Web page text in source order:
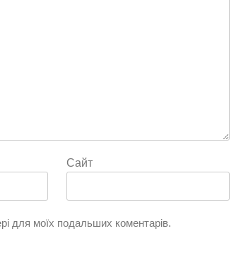
Сайт
для моїх подальших коментарів.